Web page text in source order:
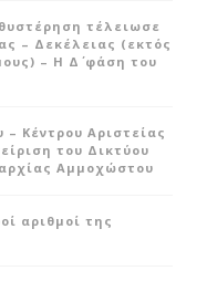
τέλειωσε
– Δεκέλειας (εκτός
– Η Δ΄ φάση του
Κέντρου Αριστείας
του Δικτύου
Αμμοχώστου
αριθμοί της